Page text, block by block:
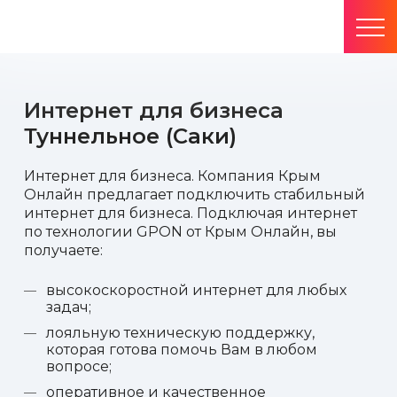
Интернет для бизнеса
Туннельное (Саки)
Интернет для бизнеса. Компания Крым
Онлайн предлагает подключить стабильный
интернет для бизнеса. Подключая интернет
по технологии GPON от Крым Онлайн, вы
получаете:
высокоскоростной интернет для любых
задач;
лояльную техническую поддержку,
которая готова помочь Вам в любом
вопросе;
оперативное и качественное